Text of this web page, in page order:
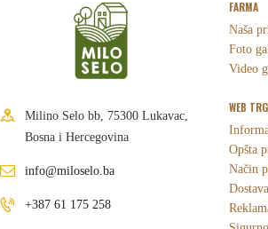
Milino Selo bb, 75300 Lukavac,
Bosna i Hercegovina
info@miloselo.ba
+387 61 175 258
FARMA
Naša
Foto
Video
WEB
Opšta
Način